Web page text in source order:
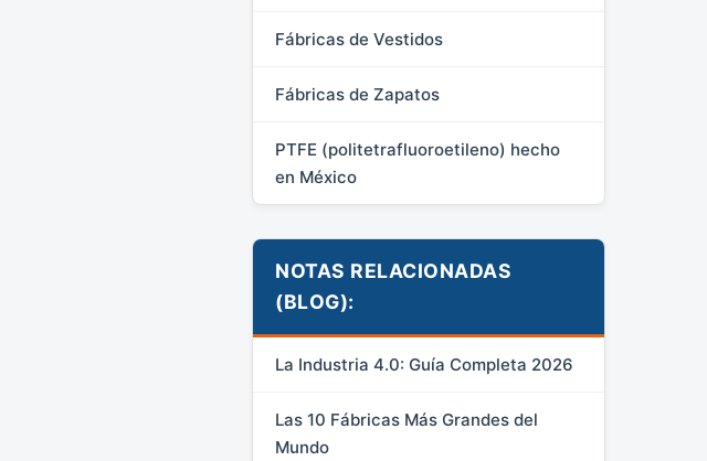
Fábricas de Vestidos
Fábricas de Zapatos
PTFE (politetrafluoroetileno) hecho
en México
NOTAS RELACIONADAS
(BLOG):
La Industria 4.0: Guía Completa 2026
Las 10 Fábricas Más Grandes del
Mundo